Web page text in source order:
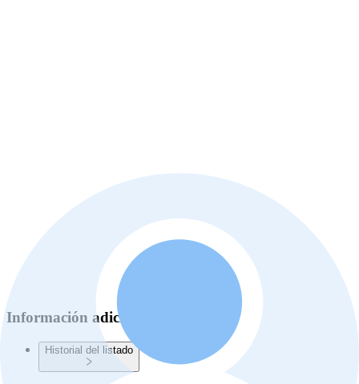
Información adicional
Historial del listado